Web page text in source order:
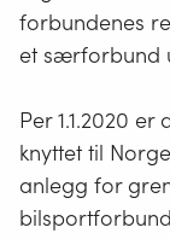
forbundenes
et særforbund
Per 1.1.2020
knyttet til
anlegg for